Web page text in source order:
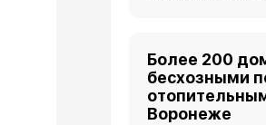
Более 200
бесхозными
Воронеже